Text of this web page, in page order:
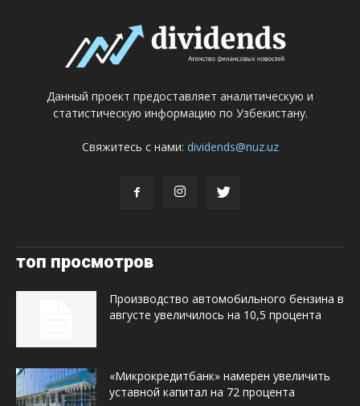
Данный проект предоставляет аналитическую и
статистическую информацию по Узбекистану.
Свяжитесь с нами: dividends@nuz.uz
топ просмотров
Производство автомобильного бензина в
августе увеличилось на 10,5 процента
«Микрокредитбанк» намерен увеличить
уставной капитал на 72 процента